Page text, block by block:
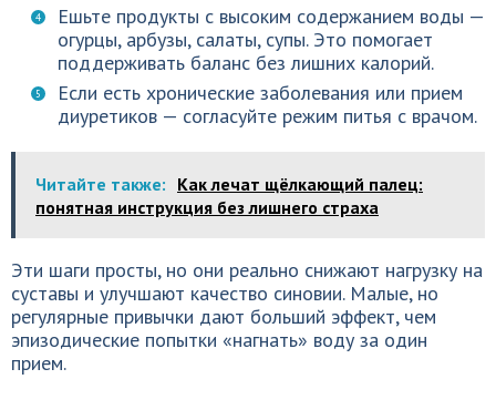
Ешьте продукты с высоким содержанием воды —
огурцы, арбузы, салаты, супы. Это помогает
поддерживать баланс без лишних калорий.
Если есть хронические заболевания или прием
диуретиков — согласуйте режим питья с врачом.
Читайте также: Как лечат щёлкающий палец:
понятная инструкция без лишнего страха
Эти шаги просты, но они реально снижают нагрузку на
суставы и улучшают качество синовии. Малые, но
регулярные привычки дают больший эффект, чем
эпизодические попытки «нагнать» воду за один
прием.